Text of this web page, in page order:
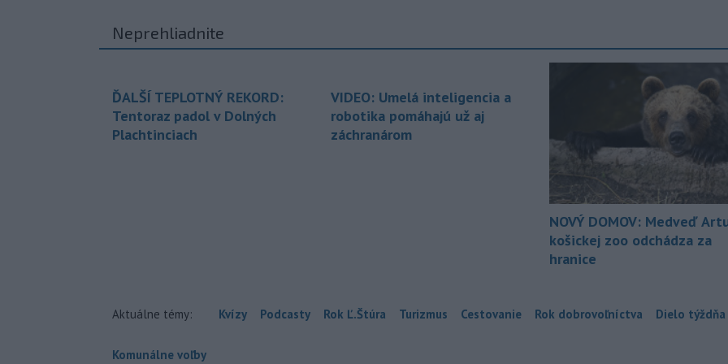
Neprehliadnite
ĎALŠÍ TEPLOTNÝ REKORD:
Tentoraz padol v Dolných
Plachtinciach
VIDEO: Umelá inteligencia a
robotika pomáhajú už aj
záchranárom
NOVÝ DOMOV: Medveď
košickej zoo odchádza za
hranice
Aktuálne témy: Kvízy Podcasty Rok Ľ.Štúra Turizmus Cestovanie Rok dobrovoľníctva Dielo týždňa
Komunálne voľby